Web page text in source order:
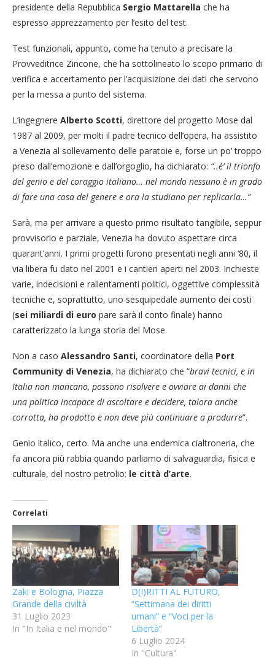
presidente della Repubblica Sergio Mattarella che ha
espresso apprezzamento per l’esito del test.
Test funzionali, appunto, come ha tenuto a precisare la
Provveditrice Zincone, che ha sottolineato lo scopo primario di
verifica e accertamento per l’acquisizione dei dati che servono
per la messa a punto del sistema.
L’ingegnere Alberto Scotti, direttore del progetto Mose dal
1987 al 2009, per molti il padre tecnico dell’opera, ha assistito
a Venezia al sollevamento delle paratoie e, forse un po’ troppo
preso dall’emozione e dall’orgoglio, ha dichiarato: “..è’ il trionfo
del genio e del coraggio italiano… nel mondo nessuno è in grado
di fare una cosa del genere e ora la studiano per replicarla…”
Sarà, ma per arrivare a questo primo risultato tangibile, seppur
provvisorio e parziale, Venezia ha dovuto aspettare circa
quarant’anni. I primi progetti furono presentati negli anni ‘80, il
via libera fu dato nel 2001 e i cantieri aperti nel 2003. Inchieste
varie, indecisioni e rallentamenti politici, oggettive complessità
tecniche e, soprattutto, uno sesquipedale aumento dei costi
(sei miliardi di euro pare sarà il conto finale) hanno
caratterizzato la lunga storia del Mose.
Non a caso Alessandro Santi, coordinatore della Port
Community di Venezia, ha dichiarato che “bravi tecnici, e in
Italia non mancano, possono risolvere e ovviare ai danni che
una politica incapace di ascoltare e decidere, talora anche
corrotta, ha prodotto e non deve più continuare a produrre”.
Genio italico, certo. Ma anche una endemica cialtroneria, che
fa ancora più rabbia quando parliamo di salvaguardia, fisica e
culturale, del nostro petrolio: le città d’arte.
Correlati
Zaki e Bologna, Piazza
Grande della civiltà
31 Luglio 2023
In "In Italia e nel mondo"
D(I)RITTI AL FUTURO,
“Settimana dei diritti
umani” e “Voci per la
Libertà”
6 Luglio 2024
In "Cultura"